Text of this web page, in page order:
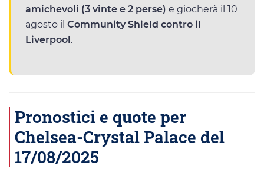
amichevoli (3 vinte e 2 perse) e giocherà il 10
agosto il Community Shield contro il
Liverpool.
Pronostici e quote per
Chelsea-Crystal Palace del
17/08/2025